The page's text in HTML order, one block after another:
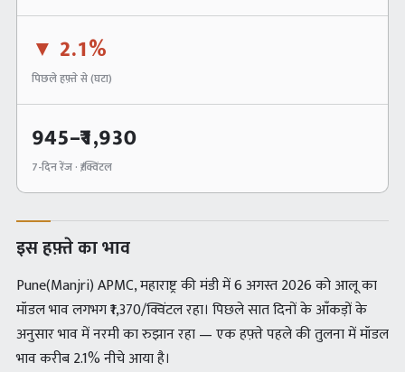
▼ 2.1%
पिछले हफ़्ते से (घटा)
945–₹1,930
7-दिन रेंज · ₹/क्विंटल
इस हफ़्ते का भाव
Pune(Manjri) APMC, महाराष्ट्र की मंडी में 6 अगस्त 2026 को आलू का
मॉडल भाव लगभग ₹1,370/क्विंटल रहा। पिछले सात दिनों के आँकड़ों के
अनुसार भाव में नरमी का रुझान रहा — एक हफ़्ते पहले की तुलना में मॉडल
भाव करीब 2.1% नीचे आया है।